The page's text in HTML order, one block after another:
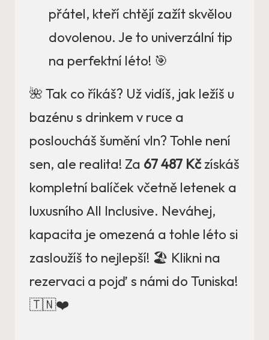
přátel, kteří chtějí zažít skvělou
dovolenou. Je to univerzální tip
na perfektní léto! 🎯
🌺 Tak co říkáš? Už vidíš, jak ležíš u
bazénu s drinkem v ruce a
posloucháš šumění vln? Tohle není
sen, ale realita! Za 67 487 Kčzískáš
kompletní balíček včetně letenek a
luxusního All Inclusive. Neváhej,
kapacita je omezená a tohle léto si
zasloužíš to nejlepší! 🏖️ Klikni na
rezervaci a pojď s námi do Tuniska!
🇹🇳❤️